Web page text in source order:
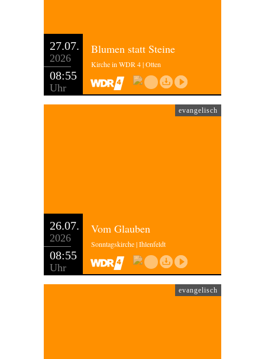
27.07.
2026
08:55
Uhr
Blumen statt Steine
Kirche in WDR 4 | Otten
evangelisch
26.07.
2026
08:55
Uhr
Vom Glauben
Sonntagskirche | Ihlenfeldt
evangelisch